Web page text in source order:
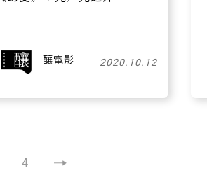
釀電影 2020.10.12
4